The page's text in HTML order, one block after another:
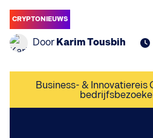
CRYPTONIEUWS
Door Karim Tousbih
Business- & Innovatiereis